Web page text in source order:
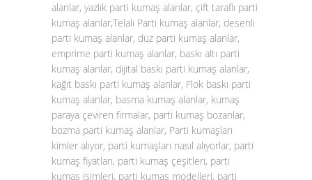
alanlar, yazlık parti kumaş alanlar, çift taraflı parti
kumaş alanlar,Telalı Parti kumaş alanlar, desenli
parti kumaş alanlar, düz parti kumaş alanlar,
emprime parti kumaş alanlar, baskı altı parti
kumaş alanlar, dijital baskı parti kumaş alanlar,
kağıt baskı parti kumaş alanlar, Flok baskı parti
kumaş alanlar, basma kumaş alanlar, kumaş
paraya çeviren firmalar, parti kumaş bozanlar,
bozma parti kumaş alanlar, Parti kumaşları
kimler alıyor, parti kumaşları nasıl alıyorlar, parti
kumaş fiyatları, parti kumaş çeşitleri, parti
kumaş isimleri, parti kumaş modelleri, parti